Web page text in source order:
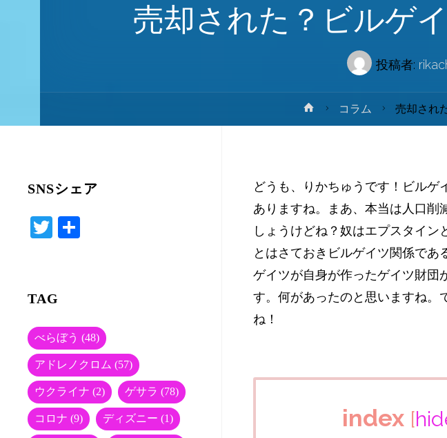
売却された？ビルゲ
投稿者:
ホ
ー
コラム 売却され
どうも、りかちゅうです！ビル
ありますね。まあ、本当は人口削
しょうけどね？奴はエプスタイン
とはさておきビルゲイツ関係で
ゲイツが自身が作ったゲイツ財
す。何があったのと思いますね。
ね！
index [
SNSシェア
T
r
TAG
べらぼう (48)
アドレノクロム (57)
ウクライナ (2) ゲサラ (78)
コロナ (9) ディズニー (1)